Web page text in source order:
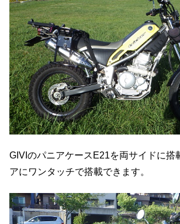
GIVIのパニアケースE21を両サイドに搭
アにワンタッチで搭載できます。